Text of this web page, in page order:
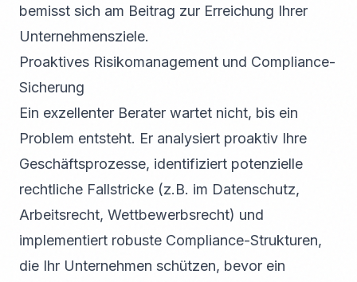
bemisst sich am Beitrag zur Erreichung Ihrer
Unternehmensziele.
Proaktives Risikomanagement und Compliance-
Sicherung
Ein exzellenter Berater wartet nicht, bis ein
Problem entsteht. Er analysiert proaktiv Ihre
Geschäftsprozesse, identifiziert potenzielle
rechtliche Fallstricke (z.B. im Datenschutz,
Arbeitsrecht, Wettbewerbsrecht) und
implementiert robuste Compliance-Strukturen,
die Ihr Unternehmen schützen, bevor ein